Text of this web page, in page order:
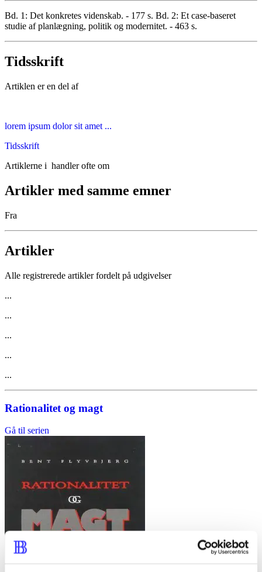
Bd. 1: Det konkretes videnskab. - 177 s. Bd. 2: Et case-baseret
studie af planlægning, politik og modernitet. - 463 s.
Tidsskrift
Artiklen er en del af
lorem ipsum dolor sit amet ...
Tidsskrift
Artiklerne i handler ofte om
Artikler med samme emner
Fra
Artikler
Alle registrerede artikler fordelt på udgivelser
...
...
...
...
...
Rationalitet og magt
Gå til serien